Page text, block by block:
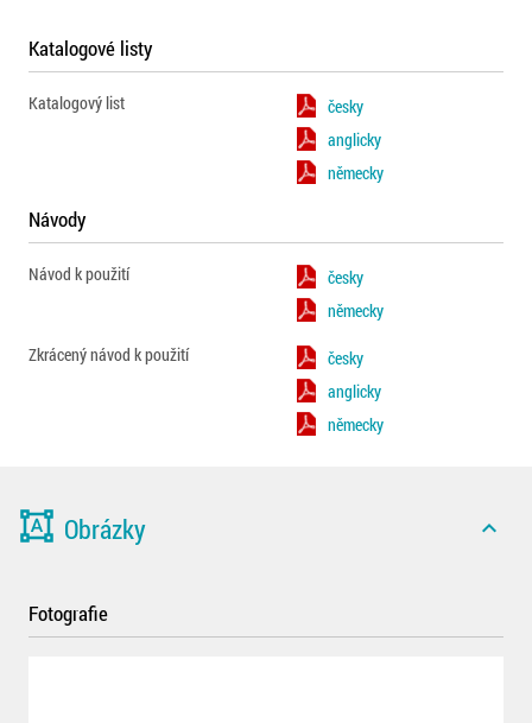
Katalogové listy
Katalogový list
česky
anglicky
německy
Návody
Návod k použití
česky
německy
Zkrácený návod k použití
česky
anglicky
německy
format_shapes Obrázky expand_less
Fotografie